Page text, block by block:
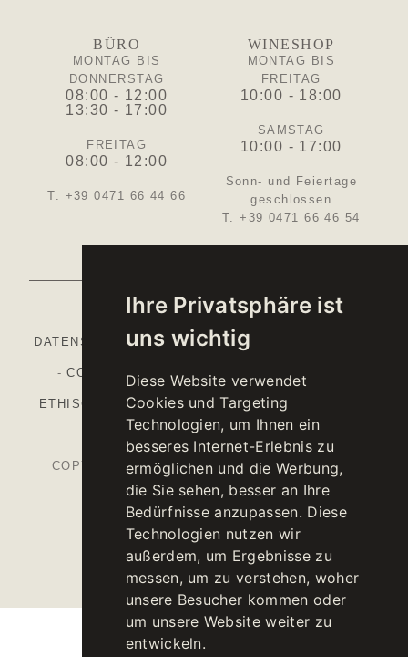
Ihre Privatsphäre ist
uns wichtig
Diese Website verwendet
Cookies und Targeting
Technologien, um Ihnen ein
besseres Internet-Erlebnis zu
ermöglichen und die Werbung,
die Sie sehen, besser an Ihre
Bedürfnisse anzupassen. Diese
Technologien nutzen wir
außerdem, um Ergebnisse zu
messen, um zu verstehen, woher
unsere Besucher kommen oder
um unsere Website weiter zu
entwickeln.
BÜRO
MONTAG BIS
DONNERSTAG
08:00 - 12:00
13:30 - 17:00
FREITAG
08:00 - 12:00
T. +39 0471 66 44 66
WINESHOP
MONTAG BIS
FREITAG
10:00 - 18:00
SAMSTAG
10:00 - 17:00
Sonn- und Feiertage
geschlossen
T. +39 0471 66 46 54
DATENSCHUTZBESTIMMUNGEN
-COOKIE-EINSTELLUNGEN IMPRESSUM
ETHISCHER KODEX- ORGANISATIONSMODELL
NATIONALER GAP
COPYRIGHT © 2026 KELLEREI ST. MICHAEL-
EPPAN CANTINA
MWST.NR. IT00126670215